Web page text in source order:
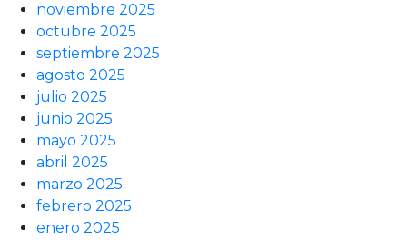
noviembre 2025
octubre 2025
septiembre 2025
agosto 2025
julio 2025
junio 2025
mayo 2025
abril 2025
marzo 2025
febrero 2025
enero 2025